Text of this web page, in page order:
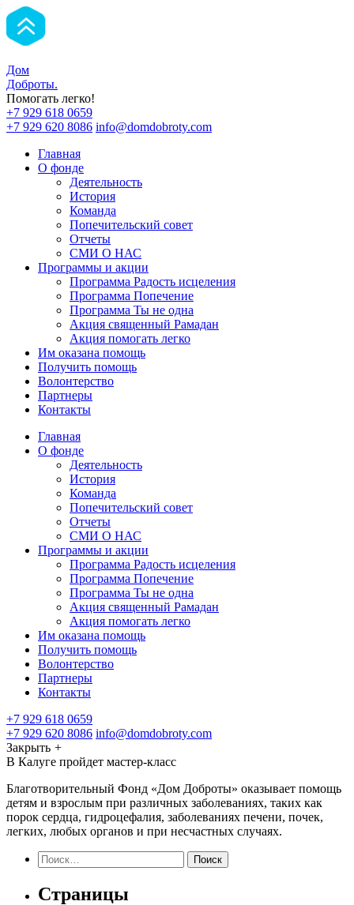
Дом
Доброты.
Помогать легко!
+7 929 618 0659
+7 929 620 8086 info@domdobroty.com
Главная
О фонде
Деятельность
История
Команда
Попечительский совет
Отчеты
СМИ О НАС
Программы и акции
Программа Радость исцеления
Программа Попечение
Программа Ты не одна
Акция священный Рамадан
Акция помогать легко
Им оказана помощь
Получить помощь
Волонтерство
Партнеры
Контакты
Главная
О фонде
Деятельность
История
Команда
Попечительский совет
Отчеты
СМИ О НАС
Программы и акции
Программа Радость исцеления
Программа Попечение
Программа Ты не одна
Акция священный Рамадан
Акция помогать легко
Им оказана помощь
Получить помощь
Волонтерство
Партнеры
Контакты
+7 929 618 0659
+7 929 620 8086 info@domdobroty.com
Закрыть +
В Калуге пройдет мастер-класс
Благотворительный Фонд «Дом Доброты» оказывает помощь
детям и взрослым при различных заболеваниях, таких как
порок сердца, гидроцефалия, заболеваниях печени, почек,
легких, любых органов и при несчастных случаях.
Найти:
Страницы